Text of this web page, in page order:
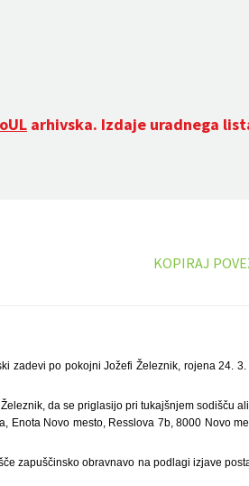
arhivska. Izdaje uradnega
KOPIRAJ
zadevi po pokojni Jožefi Železnik, rojena 24.
da se priglasijo pri tukajšnjem sodišču
Enota Novo mesto, Resslova 7b, 8000 Novo
zapuščinsko obravnavo na podlagi izjave